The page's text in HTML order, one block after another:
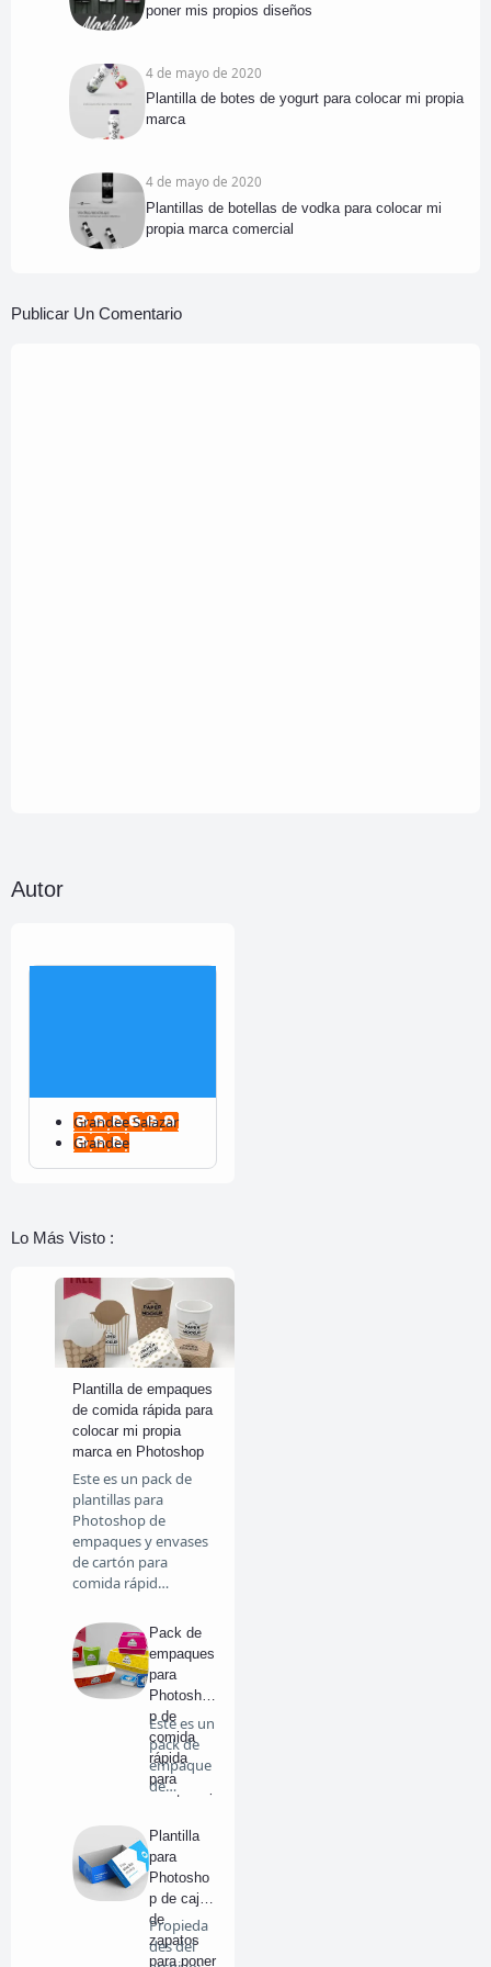
poner mis propios diseños
4 de mayo de 2020
Plantilla de botes de yogurt para colocar mi propia
marca
4 de mayo de 2020
Plantillas de botellas de vodka para colocar mi
propia marca comercial
Publicar Un Comentario
Autor
Grandee Salazar
Grandee
Lo Más Visto :
Plantilla de empaques
de comida rápida para
colocar mi propia
marca en Photoshop
Este es un pack de
plantillas para
Photoshop de
empaques y envases
de cartón para
comida rápid…
Pack de
empaques
para
Photosho
p de
comida
rápida
para
montar mi
Este es un
pack de
empaque
de
rápida …
Plantilla
para
Photosho
p de caja
de
zapatos
para poner
Propieda
des del